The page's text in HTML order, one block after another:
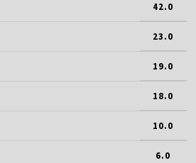
42.0
23.0
19.0
18.0
10.0
6.0